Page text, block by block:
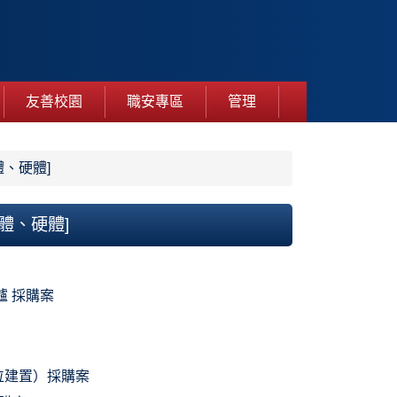
友善校園 職安專區 管理
硬體]
、硬體]
採購案
建置）採購案